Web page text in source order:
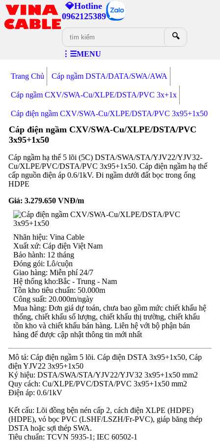
💎Hotline
0962125389
🔍
⋮☰MENU
Trang Chủ Cáp ngầm DSTA/DATA/SWA/AWA
Cáp ngầm CXV/SWA-Cu/XLPE/DSTA/PVC 3x+1x
Cáp điện ngầm CXV/SWA-Cu/XLPE/DSTA/PVC 3x95+1x50
Cáp điện ngầm CXV/SWA-Cu/XLPE/DSTA/PVC
3x95+1x50
Cáp ngầm hạ thế 5 lõi (5C) DSTA/SWA/STA/YJV22/YJV32-
Cu/XLPE/PVC/DSTA/PVC 3x95+1x50. Cáp điện ngầm hạ thế
cấp nguồn điện áp 0.6/1kV. Đi ngầm dưới đất bọc trong ống
HDPE
Giá: 3.279.650VNĐ/m
Nhãn hiệu: Vina Cable
Xuất xứ: Cáp điện Việt Nam
Bảo hành: 12 tháng
Đóng gói: Lô/cuộn
Giao hàng: Miễn phí 24/7
Hệ thống kho:Bắc - Trung - Nam
Tồn kho tiêu chuẩn: 50.000m
Công suất: 20.000m/ngày
Mua hàng: Đơn giá dự toán, chưa bao gồm mức chiết khấu hệ
thống, chiết khấu số lượng, chiết khấu thị trường, chiết khấu
tồn kho và chiết khấu bán hàng. Liên hệ với bộ phận bán
hàng để được cập nhật thông tin mới nhất
Mô tả: Cáp điện ngầm 5 lõi. Cáp điện DSTA 3x95+1x50, Cáp
điện YJV22 3x95+1x50
Ký hiệu: DSTA/SWA/STA/YJV22/YJV32 3x95+1x50 mm2
Quy cách: Cu/XLPE/PVC/DSTA/PVC 3x95+1x50 mm2
Điện áp: 0.6/1kV
Kết cấu: Lõi đồng bện nén cấp 2, cách điện XLPE (HDPE)
(HDPE), vỏ bọc PVC (LSHF/LSZH/Fr-PVC), giáp băng thép
DSTA hoặc sợi thép SWA.
Tiêu chuẩn: TCVN 5935-1; IEC 60502-1